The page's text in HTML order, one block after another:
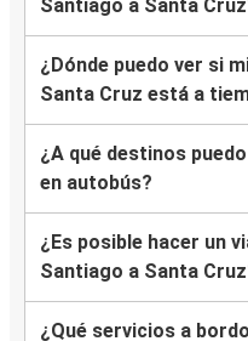
Santiago a Santa
¿Dónde puedo ver si
Santa Cruz está a
¿A qué destinos
en autobús?
¿Es posible hacer un
Santiago a Santa
¿Qué servicios a